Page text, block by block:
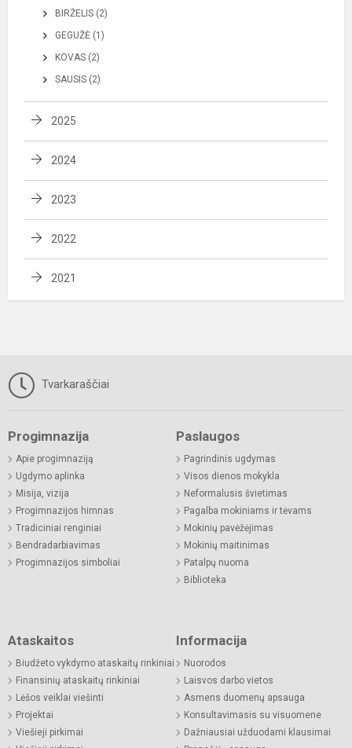
BIRŽELIS (2)
GEGUŽĖ (1)
KOVAS (2)
SAUSIS (2)
2025
2024
2023
2022
2021
Tvarkaraščiai
Progimnazija
Apie progimnaziją
Ugdymo aplinka
Misija, vizija
Progimnazijos himnas
Tradiciniai renginiai
Bendradarbiavimas
Progimnazijos simboliai
Paslaugos
Pagrindinis ugdymas
Visos dienos mokykla
Neformalusis švietimas
Pagalba mokiniams ir tėvams
Mokinių pavėžėjimas
Mokinių maitinimas
Patalpų nuoma
Biblioteka
Ataskaitos
Biudžeto vykdymo ataskaitų rinkiniai
Finansinių ataskaitų rinkiniai
Lėšos veiklai viešinti
Projektai
Viešieji pirkimai
Informacija
Nuorodos
Laisvos darbo vietos
Asmens duomenų apsauga
Konsultavimasis su visuomene
Dažniausiai užduodami klausimai